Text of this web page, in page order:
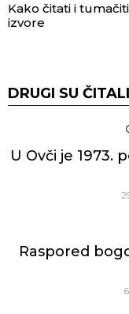
Kako čitati i
izvore
DRUGI SU
U Ovči je 1973.
Raspored